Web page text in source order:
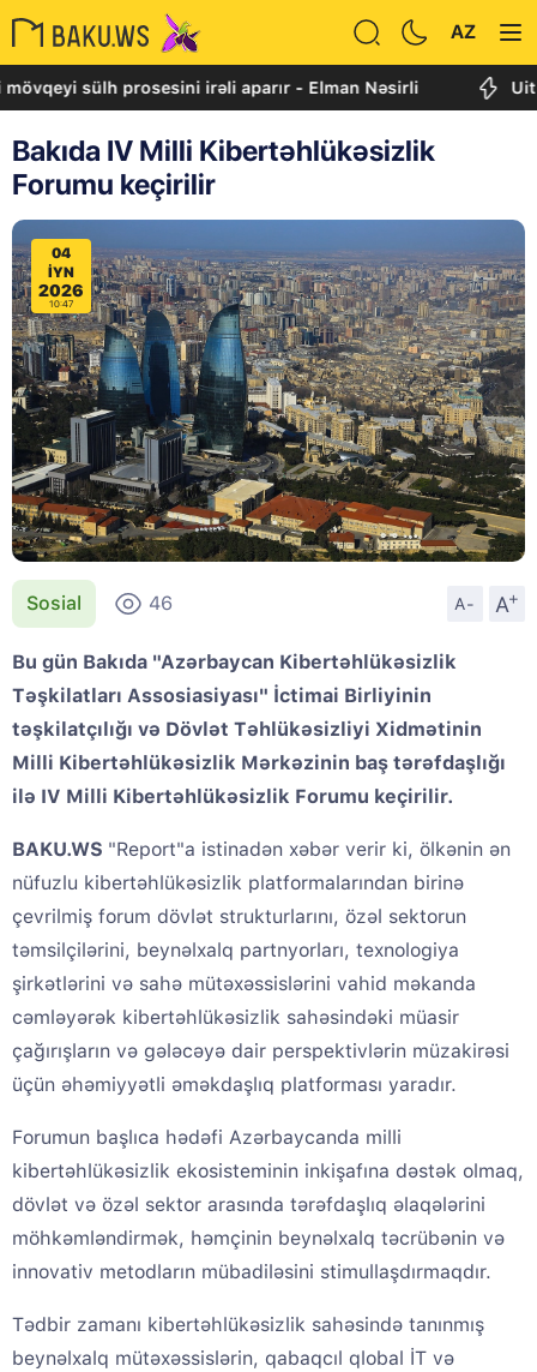
AZ
sülh prosesini irəli aparır - Elman Nəsirli Uitkoff:
Bakıda IV Milli Kibertəhlükəsizlik
Forumu keçirilir
04
IYN
2026
10:47
Sosial 46 A- A
+
Bu gün Bakıda "Azərbaycan Kibertəhlükəsizlik
Təşkilatları Assosiasiyası" İctimai Birliyinin
təşkilatçılığı və Dövlət Təhlükəsizliyi Xidmətinin
Milli Kibertəhlükəsizlik Mərkəzinin baş tərəfdaşlığı
ilə IV Milli Kibertəhlükəsizlik Forumu keçirilir.
BAKU.WS "Report"a istinadən xəbər verir ki, ölkənin ən
nüfuzlu kibertəhlükəsizlik platformalarından birinə
çevrilmiş forum dövlət strukturlarını, özəl sektorun
təmsilçilərini, beynəlxalq partnyorları, texnologiya
şirkətlərini və sahə mütəxəssislərini vahid məkanda
cəmləyərək kibertəhlükəsizlik sahəsindəki müasir
çağırışların və gələcəyə dair perspektivlərin müzakirəsi
üçün əhəmiyyətli əməkdaşlıq platforması yaradır.
Forumun başlıca hədəfi Azərbaycanda milli
kibertəhlükəsizlik ekosisteminin inkişafına dəstək olmaq,
dövlət və özəl sektor arasında tərəfdaşlıq əlaqələrini
möhkəmləndirmək, həmçinin beynəlxalq təcrübənin və
innovativ metodların mübadiləsini stimullaşdırmaqdır.
Tədbir zamanı kibertəhlükəsizlik sahəsində tanınmış
beynəlxalq mütəxəssislərin, qabaqcıl qlobal İT və